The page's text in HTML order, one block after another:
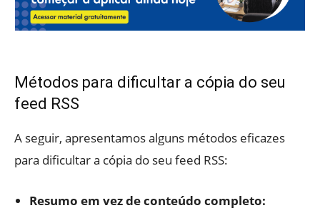
Métodos para dificultar a cópia do seu
feed RSS
A seguir, apresentamos alguns métodos eficazes
para dificultar a cópia do seu feed RSS:
Resumo em vez de conteúdo completo: